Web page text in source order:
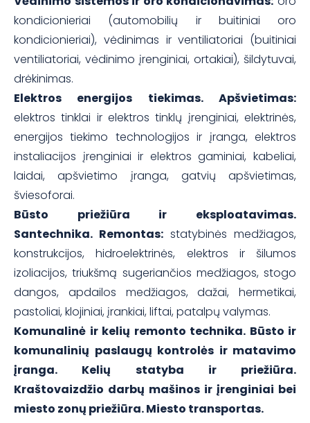
kondicionieriai (automobilių ir buitiniai oro
kondicionieriai), vėdinimas ir ventiliatoriai (buitiniai
ventiliatoriai, vėdinimo įrenginiai, ortakiai), šildytuvai,
drėkinimas.
Elektros energijos tiekimas. Apšvietimas:
elektros tinklai ir elektros tinklų įrenginiai, elektrinės,
energijos tiekimo technologijos ir įranga, elektros
instaliacijos įrenginiai ir elektros gaminiai, kabeliai,
laidai, apšvietimo įranga, gatvių apšvietimas,
šviesoforai.
Būsto priežiūra ir eksploatavimas.
Santechnika. Remontas: statybinės medžiagos,
konstrukcijos, hidroelektrinės, elektros ir šilumos
izoliacijos, triukšmą sugeriančios medžiagos, stogo
dangos, apdailos medžiagos, dažai, hermetikai,
pastoliai, klojiniai, įrankiai, liftai, patalpų valymas.
Komunalinė ir kelių remonto technika. Būsto ir
komunalinių paslaugų kontrolės ir matavimo
įranga. Kelių statyba ir priežiūra.
Kraštovaizdžio darbų mašinos ir įrenginiai bei
miesto zonų priežiūra. Miesto transportas.